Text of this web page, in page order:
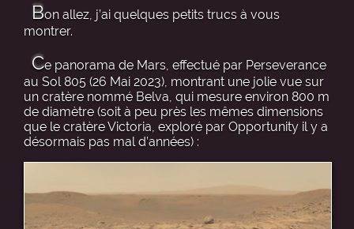
Bon allez, j’ai quelques petits trucs à vous
montrer.
Ce panorama de Mars, effectué par Perseverance
au Sol 805 (26 Mai 2023), montrant une jolie vue sur
un cratère nommé Belva, qui mesure environ 800 m
de diamètre (soit à peu près les mêmes dimensions
que le cratère Victoria, exploré par Opportunity il y a
désormais pas mal d’années) :